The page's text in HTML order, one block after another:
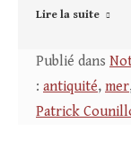
Lire la suite
Publié dans
: antiquité, mer
Patrick